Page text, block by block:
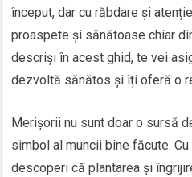
început, dar cu răbdare și
proaspete și sănătoase chiar
descriși în acest ghid, te vei
dezvoltă sănătos și îți oferă o
Merișorii nu sunt doar o sursă
simbol al muncii bine făcute.
descoperi că plantarea și